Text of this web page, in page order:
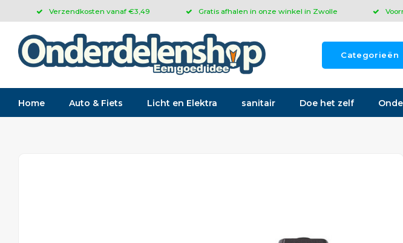
Verzendkosten vanaf €3,49 Gratis afhalen in onze winkel in Zwolle
Categorieën
Home Auto & Fiets Licht en Elektra sanitair Doe het zelf